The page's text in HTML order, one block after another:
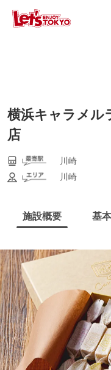
横浜キャラメル
店
川崎
川崎
施設概要 基